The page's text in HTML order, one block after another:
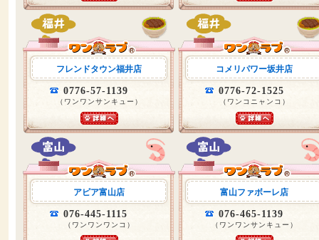
フレンドタウン福井店
0776-57-1139
（ワンワンサンキュー）
コメリパワー坂井店
0776-72-1525
（ワンコニャンコ）
アピア富山店
076-445-1115
（ワンワンワンコ）
富山ファボーレ店
076-465-1139
（ワンワンサンキュー）